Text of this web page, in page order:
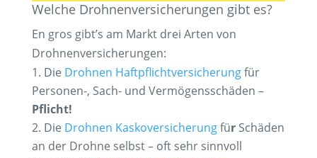
Welche Drohnenversicherungen gibt es?
En gros gibt’s am Markt drei Arten von
Drohnenversicherungen:
Die Drohnen Haftpflichtversicherungfür
Personen-, Sach- und Vermögensschäden –
Pflicht!
Die Drohnen Kaskoversicherungfür Schäden
an der Drohne selbst – oft sehr sinnvoll